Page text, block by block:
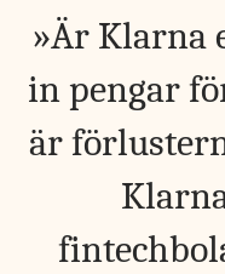
Är Klarna
in pengar
är